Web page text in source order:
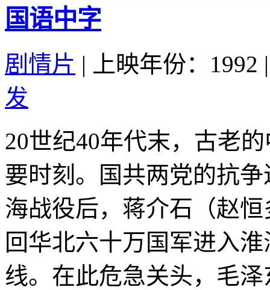
国语中字
剧情片 | 上映年份：1992 |
发
20世纪40年代末，古老
要时刻。国共两党的抗
海战役后，蒋介石（赵
回华北六十万国军进入
线。在此危急关头，毛